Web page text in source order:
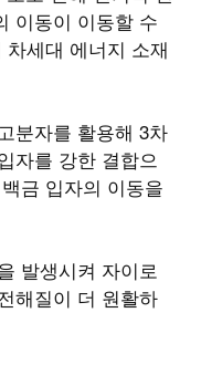
이동이 이동할 수
세대 에너지 소재
분자를 활용해 3차
자를 강한 결합으
금 입자의 이동을
발생시켜 자이로
해질이 더 원활하